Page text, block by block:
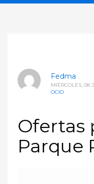
Fedma
MIÉRCOLES, 08
OCIO
Ofertas
Parque